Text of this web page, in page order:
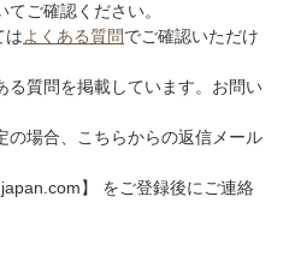
ご確認ください。
はよくある質問でご確認いただけ
質問を掲載しています。お問い
場合、こちらからの返信メール
】 をご登録後にご連絡